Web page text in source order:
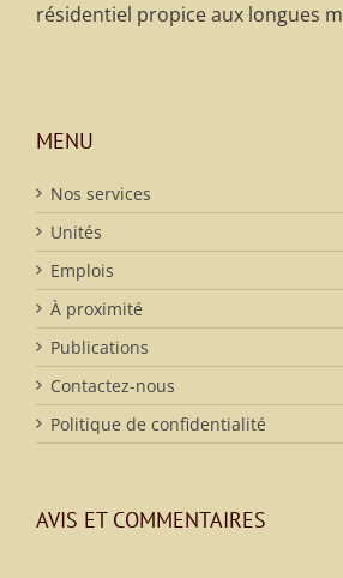
résidentiel propice aux longues
MENU
Nos services
Unités
Emplois
À proximité
Publications
Contactez-nous
Politique de confidentialité
AVIS ET COMMENTAIRES